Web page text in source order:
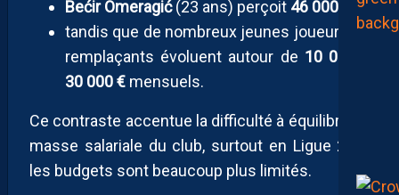
Bećir Omeragić(23 ans) perçoit 46 000 €,
tandis que de nombreux jeunes joueurs ou
remplaçants évoluent autour de 10 000
30 000 € mensuels.
Ce contraste accentue la difficulté à équilibrer la
masse salariale du club, surtout en Ligue 2 où
les budgets sont beaucoup plus limités.